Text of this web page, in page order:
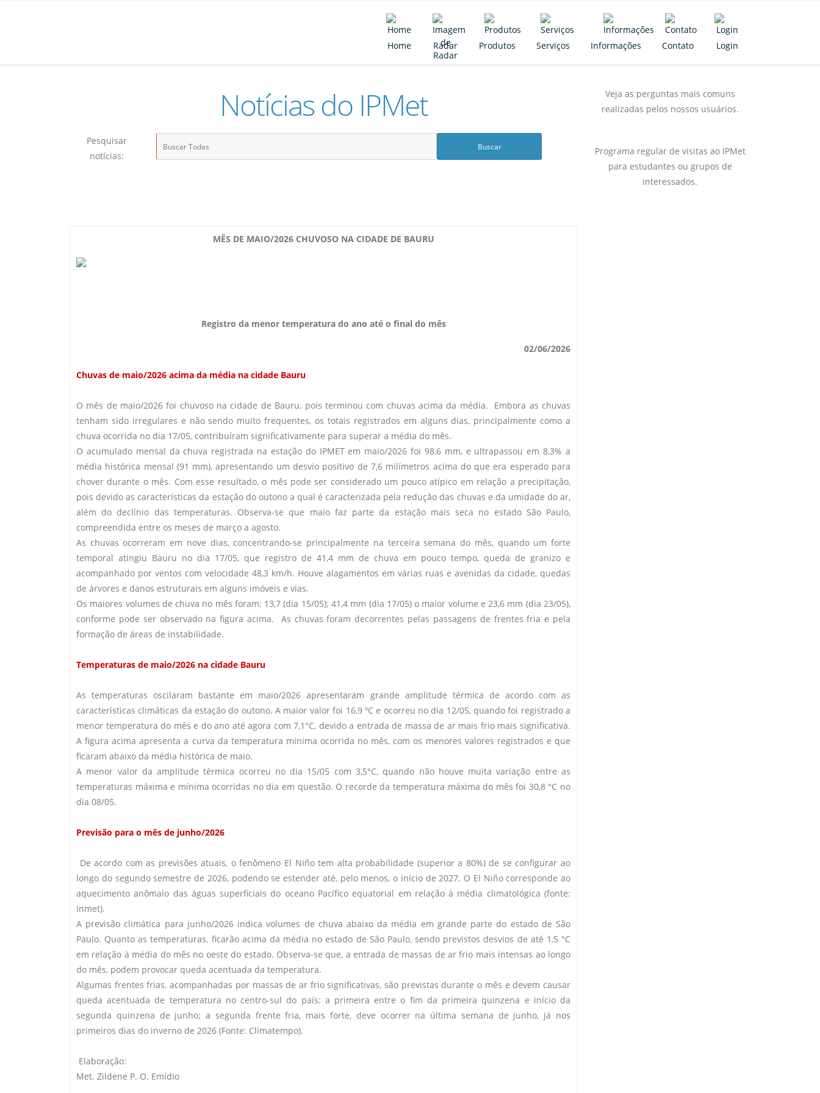
Home Radar Produtos Serviços Informações Contato Login
Notícias do IPMet
Pesquisar
notícias:
MÊS DE MAIO/2026 CHUVOSO NA CIDADE DE BAURU
Registro da menor temperatura do ano até o final do mês
02/06/2026
Chuvas de maio/2026 acima da média na cidade Bauru
O mês de maio/2026 foi chuvoso na cidade de Bauru, pois terminou com chuvas acima da média. Embora as chuvas
tenham sido irregulares e não sendo muito frequentes, os totais registrados em alguns dias, principalmente como a
chuva ocorrida no dia 17/05, contribuíram significativamente para superar a média do mês.
O acumulado mensal da chuva registrada na estação do IPMET em maio/2026 foi 98,6 mm, e ultrapassou em 8,3% a
média histórica mensal (91 mm), apresentando um desvio positivo de 7,6 milímetros acima do que era esperado para
chover durante o mês. Com esse resultado, o mês pode ser considerado um pouco atípico em relação a precipitação,
pois devido as características da estação do outono a qual é caracterizada pela redução das chuvas e da umidade do ar,
além do declínio das temperaturas. Observa-se que maio faz parte da estação mais seca no estado São Paulo,
compreendida entre os meses de março a agosto.
As chuvas ocorreram em nove dias, concentrando-se principalmente na terceira semana do mês, quando um forte
temporal atingiu Bauru no dia 17/05, que registro de 41,4 mm de chuva em pouco tempo, queda de granizo e
acompanhado por ventos com velocidade 48,3 km/h. Houve alagamentos em várias ruas e avenidas da cidade, quedas
de árvores e danos estruturais em alguns imóveis e vias.
Os maiores volumes de chuva no mês foram: 13,7 (dia 15/05); 41,4 mm (dia 17/05) o maior volume e 23,6 mm (dia 23/05),
conforme pode ser observado na figura acima. As chuvas foram decorrentes pelas passagens de frentes fria e pela
formação de áreas de instabilidade.
Temperaturas de maio/2026 na cidade Bauru
As temperaturas oscilaram bastante em maio/2026 apresentaram grande amplitude térmica de acordo com as
características climáticas da estação do outono. A maior valor foi 16,9 ºC e ocorreu no dia 12/05, quando foi registrado a
menor temperatura do mês e do ano até agora com 7,1°C, devido a entrada de massa de ar mais frio mais significativa.
A figura acima apresenta a curva da temperatura mínima ocorrida no mês, com os menores valores registrados e que
ficaram abaixo da média histórica de maio.
A menor valor da amplitude térmica ocorreu no dia 15/05 com 3,5°C, quando não houve muita variação entre as
temperaturas máxima e mínima ocorridas no dia em questão. O recorde da temperatura máxima do mês foi 30,8 °C no
dia 08/05.
Previsão para o mês de junho/2026
De acordo com as previsões atuais, o fenômeno El Niño tem alta probabilidade (superior a 80%) de se configurar ao
longo do segundo semestre de 2026, podendo se estender até, pelo menos, o início de 2027. O El Niño corresponde ao
aquecimento anômalo das águas superficiais do oceano Pacífico equatorial em relação à média climatológica (fonte:
Inmet).
A previsão climática para junho/2026 indica volumes de chuva abaixo da média em grande parte do estado de São
Paulo. Quanto as temperaturas, ficarão acima da média no estado de São Paulo, sendo previstos desvios de até 1,5 °C
em relação à média do mês no oeste do estado. Observa-se que, a entrada de massas de ar frio mais intensas ao longo
do mês, podem provocar queda acentuada da temperatura.
Algumas frentes frias, acompanhadas por massas de ar frio significativas, são previstas durante o mês e devem causar
queda acentuada de temperatura no centro-sul do país: a primeira entre o fim da primeira quinzena e início da
segunda quinzena de junho; a segunda frente fria, mais forte, deve ocorrer na última semana de junho, já nos
primeiros dias do inverno de 2026 (Fonte: Climatempo).
Elaboração:
Met. Zildene P. O. Emídio
Veja as perguntas mais comuns
realizadas pelos nossos usuários.
Programa regular de visitas ao IPMet
para estudantes ou grupos de
interessados.